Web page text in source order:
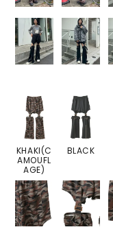
KHAKI(C
AMOUFL
AGE)
BLACK